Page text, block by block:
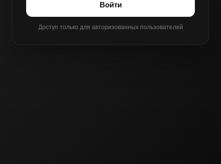
Войти
Доступ только для авторизованных пользователей